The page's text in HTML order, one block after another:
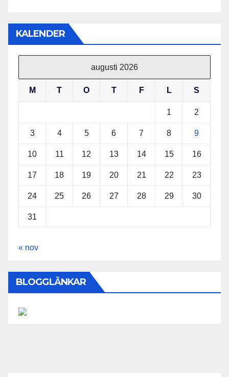
KALENDER
augusti 2026
M T O T F L S
1 2
3 4 5 6 7 8 9
10 11 12 13 14 15 16
17 18 19 20 21 22 23
24 25 26 27 28 29 30
31
« nov
BLOGGLÄNKAR